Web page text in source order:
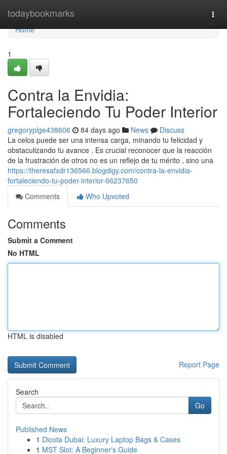
todaybookmarks
Home
Home
1
Contra la Envidia:
Fortaleciendo Tu Poder Interior
gregoryplge438606 84 days ago News
Discuss
La celos puede ser una intensa carga, minando tu felicidad y
obstaculizando tu avance . Es crucial reconocer que la reacción
de la frustración de otros no es un reflejo de tu mérito , sino una
https://theresafxdr136566.blogdigy.com/contra-la-envidia-
fortaleciendo-tu-poder-interior-66237650
Comments
Who Upvoted
Comments
Submit a Comment
No HTML
HTML is disabled
Report Page
Search
Go
Published News
1 Dicota Dubai: Luxury Laptop Bags & Cases
1 MST Slot: A Beginner's Guide